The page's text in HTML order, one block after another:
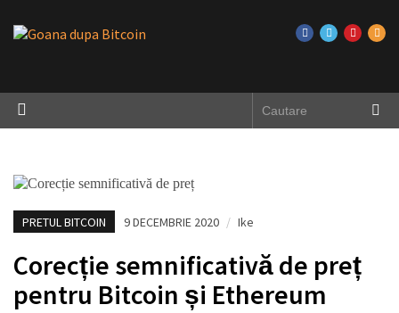
PRETUL BITCOIN 9 DECEMBRIE 2020 / Ike
Corecție semnificativă de preț
pentru Bitcoin și Ethereum